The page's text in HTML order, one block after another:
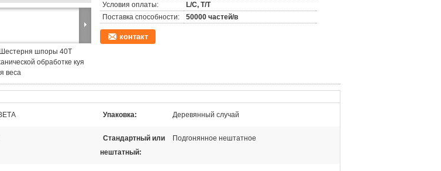
Шестерня шпоры 40T
обработке куя
веса
Условия оплаты:
L/C, T/T
Поставка способности:
50000 частей/в
контакт
Упаковка: Деревянный случай
Стандартный или
нештатный:
Подгонянное нештатное